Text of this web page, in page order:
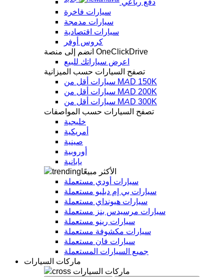
سيارات فاخرة
سيارات مدمجة
سيارات اقتصادية
كروس أوفر
انضم إلى منصة OneClickDrive
اعرض سياراتك للبيع
تصفح السيارات حسب الميزانية
سيارات أقل من MAD 150K
سيارات أقل من MAD 200K
سيارات أقل من MAD 300K
تصفح السيارات حسب المواصفات
خليجية
أمريكية
صينية
أوروبية
يابانية
الأكثر مبيعًا
سيارات أودي مستعملة
سيارات بي إم دبليو مستعملة
سيارات هيونداي مستعملة
سيارات مرسيدس بنز مستعملة
سيارات رينو مستعملة
سيارات مكشوفة مستعملة
سيارات فان مستعملة
جميع السيارات المستعملة
ماركات السيارات
ماركات السيارات